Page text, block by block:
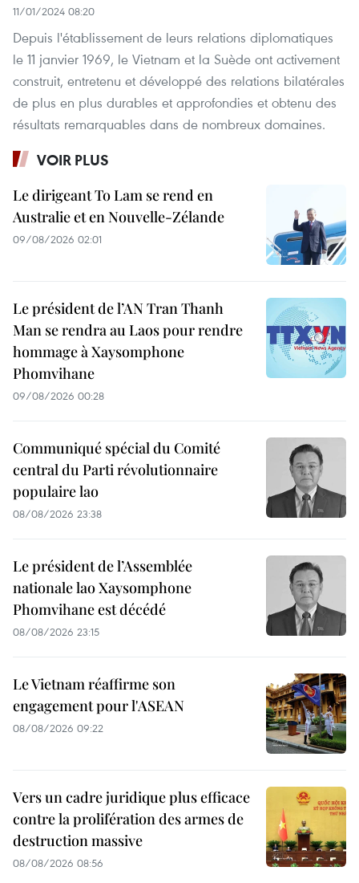
11/01/2024 08:20
Depuis l'établissement de leurs relations diplomatiques
le 11 janvier 1969, le Vietnam et la Suède ont activement
construit, entretenu et développé des relations bilatérales
de plus en plus durables et approfondies et obtenu des
résultats remarquables dans de nombreux domaines.
VOIR PLUS
Le dirigeant To Lam se rend en
Australie et en Nouvelle-Zélande
09/08/2026 02:01
Le président de l’AN Tran Thanh
Man se rendra au Laos pour rendre
hommage à Xaysomphone
Phomvihane
09/08/2026 00:28
Communiqué spécial du Comité
central du Parti révolutionnaire
populaire lao
08/08/2026 23:38
Le président de l’Assemblée
nationale lao Xaysomphone
Phomvihane est décédé
08/08/2026 23:15
Le Vietnam réaffirme son
engagement pour l'ASEAN
08/08/2026 09:22
Vers un cadre juridique plus efficace
contre la prolifération des armes de
destruction massive
08/08/2026 08:56